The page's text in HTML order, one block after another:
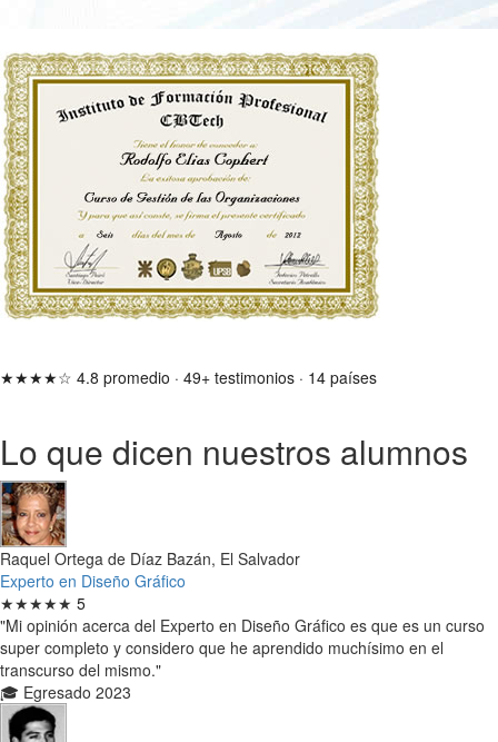
★★★★☆ 4.8 promedio · 49+ testimonios · 14 países
Lo que dicen nuestros alumnos
Raquel Ortega de Díaz Bazán, El Salvador
Experto en Diseño Gráfico
★★★★★ 5
"Mi opinión acerca del Experto en Diseño Gráfico es que es un curso
super completo y considero que he aprendido muchísimo en el
transcurso del mismo."
🎓 Egresado 2023